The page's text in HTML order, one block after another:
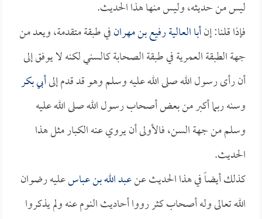
ليس من حديثه، وليس منها هذا الحديث.
فإذا قلنا: إنأبا العالية رفيع بن مهرانفي طبقة متقدمة، ويعد من
جهة الطبقة العمرية في طبقة الصحابة كالسني لكنه لا يوفق إلى
أن رأى رسول الله صلى الله عليه وسلم وهو قد قدم إلىأبي بكر
وسنه ربما أكبر من بعض أصحاب رسول الله صلى الله عليه
وسلم من جهة السن، فالأولى أن يروي عنه الكبار مثل هذا
الحديث.
كذلك أيضاً في هذا الحديث عنعبد الله بن عباسعليه رضوان
الله تعالى وله أصحاب كثر رووا أحاديث النوم عنه ولم يذكروا